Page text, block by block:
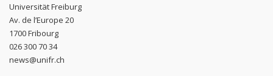
Universität Freiburg
Av. de l’Europe 20
1700 Fribourg
026 300 70 34
news@unifr.ch